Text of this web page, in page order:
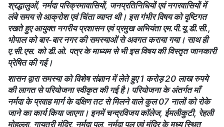
श्रद्धालुओं, नर्मदा परिक्रमावासियों, जनप्रतिनिधियों एवं नगरवासियों में
लंबे समय से आक्रोश एवं चिंता व्याप्त थी। इस गंभीर विषय को दृष्टिगत
रखते हुए आयुक्त नगरीय प्रशासन एवं प्रमुख अभियंता एम.पी.यू.डी.सी.,
भोपाल को बार-बार नगर की समस्याओं से अवगत कराया गया। साथ ही
ए.सी.एस. को डी.ओ. पत्र के माध्यम से भी इस विषय की विस्तृत जानकारी
प्रेषित की गई।
शासन द्वारा समस्या को विशेष संज्ञान में लेते हुए 1 करोड़ 20 लाख रुपये
की लागत से परियोजना स्वीकृत की गई है। परियोजना के अंतर्गत माँ
नर्मदा के प्रवाह मार्ग के दक्षिण तट से मिलने वाले कुल 07 नालों को रोके
जाने का कार्य किया जाएगा। इनमें चन्द्रविजय कॉलेज, ईमलीकुटी, रेहली
मोहल्ला, गायत्री मंदिर, नर्मदा पुल, नर्मदा पुल एवं मंदिर के मध्य स्थित